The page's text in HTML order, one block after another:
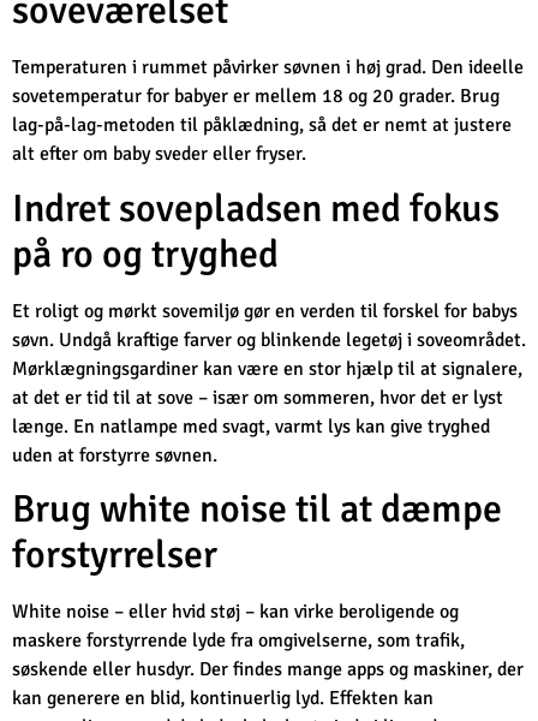
soveværelset
Temperaturen i rummet påvirker søvnen i høj grad. Den ideelle
sovetemperatur for babyer er mellem 18 og 20 grader. Brug
lag-på-lag-metoden til påklædning, så det er nemt at justere
alt efter om baby sveder eller fryser.
Indret sovepladsen med fokus
på ro og tryghed
Et roligt og mørkt sovemiljø gør en verden til forskel for babys
søvn. Undgå kraftige farver og blinkende legetøj i soveområdet.
Mørklægningsgardiner kan være en stor hjælp til at signalere,
at det er tid til at sove – især om sommeren, hvor det er lyst
længe. En natlampe med svagt, varmt lys kan give tryghed
uden at forstyrre søvnen.
Brug white noise til at dæmpe
forstyrrelser
White noise – eller hvid støj – kan virke beroligende og
maskere forstyrrende lyde fra omgivelserne, som trafik,
søskende eller husdyr. Der findes mange apps og maskiner, der
kan generere en blid, kontinuerlig lyd. Effekten kan